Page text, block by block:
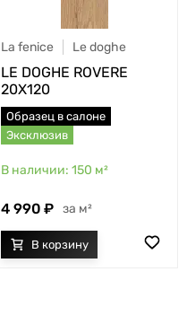
La fenice Le doghe
LE DOGHE ROVERE
20X120
Образец в салоне
Эксклюзив
150 м²
4 990 м²